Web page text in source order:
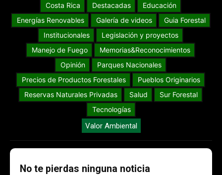
Costa Rica
Destacadas
Educación
Energías Renovables
Galería de videos
Guia Forestal
Institucionales
Legislación y proyectos
Manejo de Fuego
Memorias&Reconocimientos
Opinión
Parques Nacionales
Precios de Productos Forestales
Pueblos Originarios
Reservas Naturales Privadas
Salud
Sur Forestal
Tecnologías
Valor Ambiental
No te pierdas ninguna noticia